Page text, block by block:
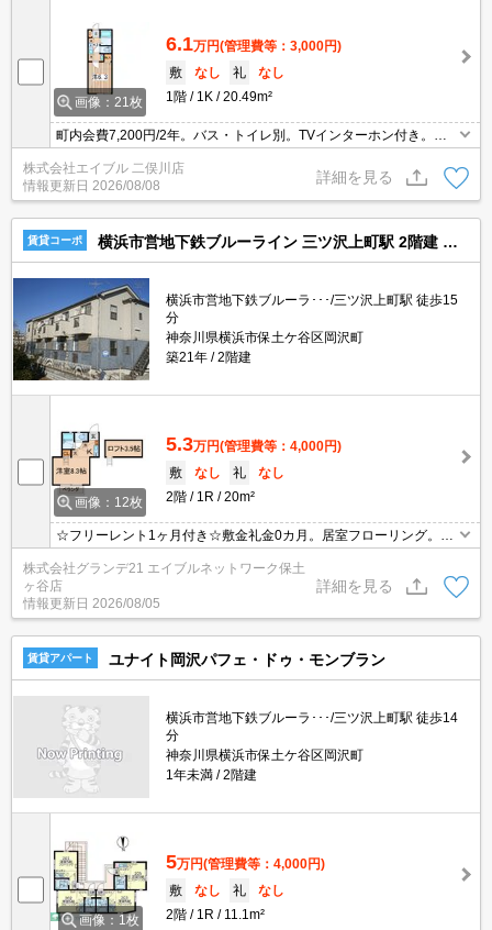
画像：21枚
6.1万円(管理費等：3,000円)
敷
なし 礼
なし
1階
1K 20.49m²
町内会費7,200円/2年。バス・トイレ別。TVインターホン付き。温
水洗浄便座付き。退去時清掃費38,500円。退去時、エアコン洗浄代
11,000円。契約書類作成費11,000円。インターネット無料。
株式会社エイブル 二俣川店
情報更新日 2026/08/08
詳細を見る
賃貸コーポ 横浜市営地下鉄ブルーライン 三ツ沢上町駅 2階建 築21年
横浜市営地下鉄ブルーラ･･･/三ツ沢上町駅 徒歩15
分
神奈川県横浜市保土ケ谷区岡沢町
築21年
2階建
画像：12枚
5.3万円(管理費等：4,000円)
敷
なし 礼
なし
2階
1R 20m²
☆フリーレント1ヶ月付き☆敷金礼金0カ月。居室フローリング。エ
アコン・温水洗浄暖房便座・TVモニター付きインターホン付
株式会社グランデ21 エイブルネットワーク保土
ヶ谷店
情報更新日 2026/08/05
詳細を見る
賃貸アパート ユナイト岡沢パフェ・ドゥ・モンブラン
横浜市営地下鉄ブルーラ･･･/三ツ沢上町駅 徒歩14
分
神奈川県横浜市保土ケ谷区岡沢町
1年未満
2階建
画像：1枚
5万円(管理費等：4,000円)
敷
なし 礼
なし
2階
1R 11.1m²